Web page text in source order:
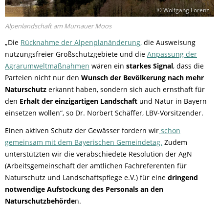
© Wolfgang Lorenz
Alpenlandschaft am Murnauer Moos
„Die Rücknahme der Alpenplanänderung, die Ausweisung
nutzungsfreier Großschutzgebiete und die Anpassung der
Agrarumweltmaßnahmen wären ein starkes Signal, dass die
Parteien nicht nur den Wunsch der Bevölkerung nach mehr
Naturschutz erkannt haben, sondern sich auch ernsthaft für
den Erhalt der einzigartigen Landschaft und Natur in Bayern
einsetzen wollen“, so Dr. Norbert Schäffer, LBV-Vorsitzender.
Einen aktiven Schutz der Gewässer fordern wir schon
gemeinsam mit dem Bayerischen Gemeindetag. Zudem
unterstützten wir die verabschiedete Resolution der AgN
(Arbeitsgemeinschaft der amtlichen Fachreferenten für
Naturschutz und Landschaftspflege e.V.) für eine dringend
notwendige Aufstockung des Personals an den
Naturschutzbehörden.